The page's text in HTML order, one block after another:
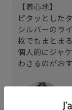
【着心地】
ピタッとした
シルバーのラ
枚でもまとま
個人的にジャ
わさるのがお